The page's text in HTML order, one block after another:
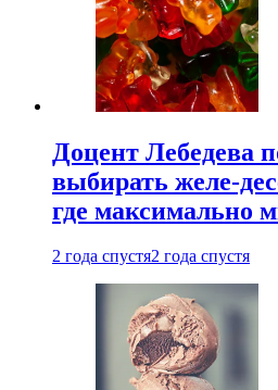
Доцент Лебедева
выбирать желе-
где максимально
2 года спустя2 года спустя